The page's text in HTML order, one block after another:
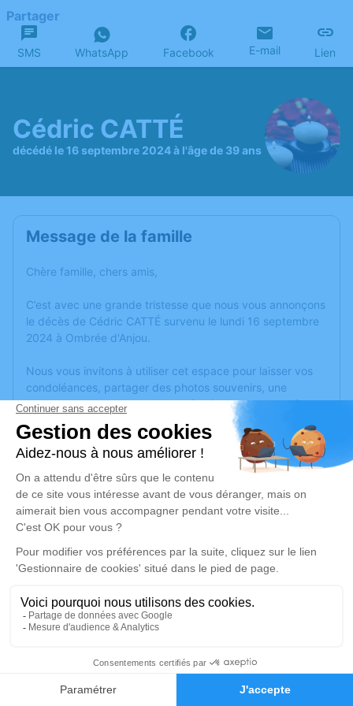
Faire-part Hommages
Partager
SMS WhatsApp Facebook E-mail Lien
Cédric CATTÉ
décédé le 16 septembre 2024 à l'âge de 39 ans
Message de la famille
Chère famille, chers amis,
C’est avec une grande tristesse que nous vous annonçons
le décès de Cédric CATTÉ survenu le lundi 16 septembre
2024 à Ombrée d'Anjou.
Nous vous invitons à utiliser cet espace pour laisser vos
condoléances, partager des photos souvenirs, une
anecdote ou exprimer vos pensées à travers des poèmes
ou des textes. Cet endroit est un lieu d'expression dédié à
honorer la mémoire de Cédric CATTÉ.
Un service de plantation d’arbre hommage estdisponible
mercredi 25 septembre 2024 à 10h30
Église Saint Sylvain d'Anjou de Verrières-en-
Anjou
49480 Verrières-en-Anjou